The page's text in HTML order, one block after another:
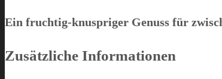
Ein fruchtig-knuspriger Genuss für
Zusätzliche Informationen